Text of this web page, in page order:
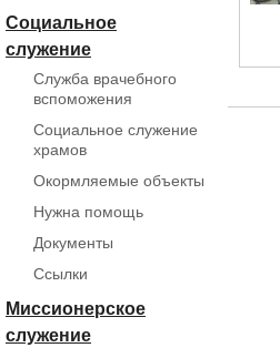
Социальное
служение
Служба врачебного
вспоможения
Социальное служение
храмов
Окормляемые объекты
Нужна помощь
Документы
Ссылки
Миссионерское
служение